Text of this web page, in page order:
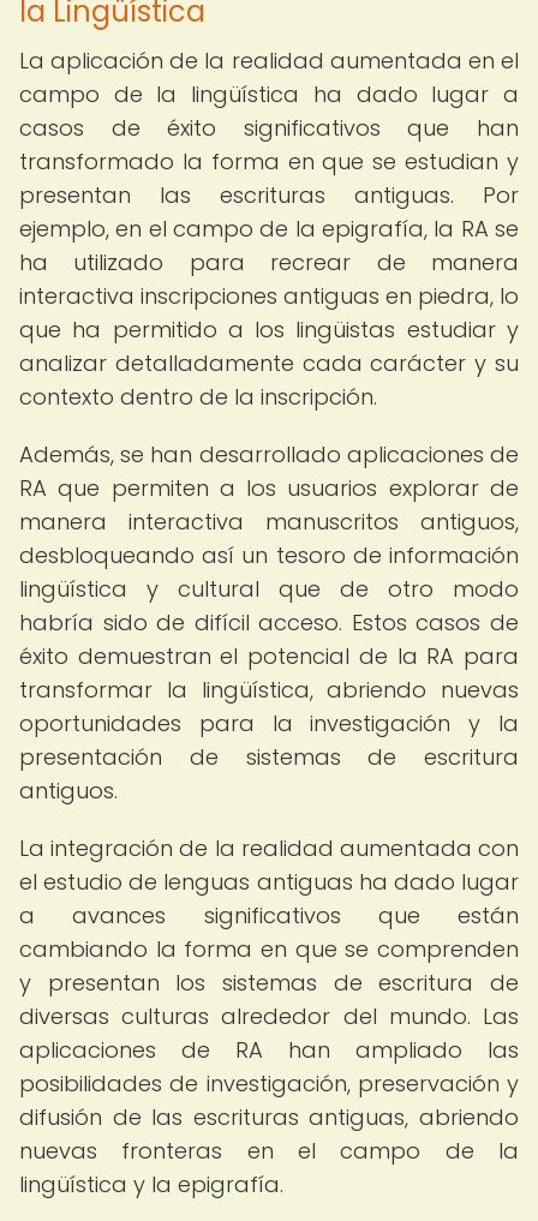
la Lingüística
La aplicación de la realidad aumentada en el
campo de la lingüística ha dado lugar a
casos de éxito significativos que han
transformado la forma en que se estudian y
presentan las escrituras antiguas. Por
ejemplo, en el campo de la epigrafía, la RA se
ha utilizado para recrear de manera
interactiva inscripciones antiguas en piedra, lo
que ha permitido a los lingüistas estudiar y
analizar detalladamente cada carácter y su
contexto dentro de la inscripción.
Además, se han desarrollado aplicaciones de
RA que permiten a los usuarios explorar de
manera interactiva manuscritos antiguos,
desbloqueando así un tesoro de información
lingüística y cultural que de otro modo
habría sido de difícil acceso. Estos casos de
éxito demuestran el potencial de la RA para
transformar la lingüística, abriendo nuevas
oportunidades para la investigación y la
presentación de sistemas de escritura
antiguos.
La integración de la realidad aumentada con
el estudio de lenguas antiguas ha dado lugar
a avances significativos que están
cambiando la forma en que se comprenden
y presentan los sistemas de escritura de
diversas culturas alrededor del mundo. Las
aplicaciones de RA han ampliado las
posibilidades de investigación, preservación y
difusión de las escrituras antiguas, abriendo
nuevas fronteras en el campo de la
lingüística y la epigrafía.